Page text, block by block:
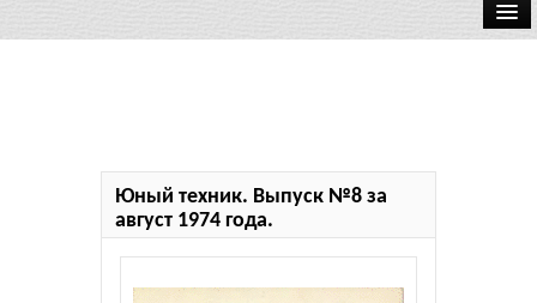
Юный техник. Выпуск №8 за
август 1974 года.